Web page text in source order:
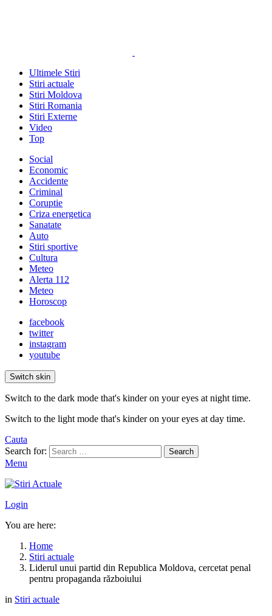
Ultimele Stiri
Stiri actuale
Stiri Moldova
Stiri Romania
Stiri Externe
Video
Top
Social
Economic
Accidente
Criminal
Coruptie
Criza energetica
Sanatate
Auto
Stiri sportive
Cultura
Meteo
Alerta 112
Meteo
Horoscop
facebook
twitter
instagram
youtube
Switch skin
Switch to the dark mode that's kinder on your eyes at night time.
Switch to the light mode that's kinder on your eyes at day time.
Cauta
Search for:
Search
Menu
Login
You are here:
Home
Stiri actuale
Liderul unui partid din Republica Moldova, cercetat penal
pentru propaganda războiului
in Stiri actuale